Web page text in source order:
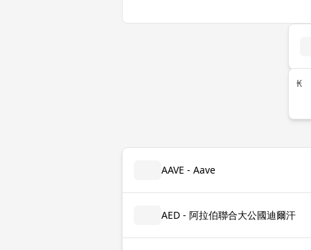
₭
AAVE - Aave
AED - 阿拉伯聯合大公國迪爾汗